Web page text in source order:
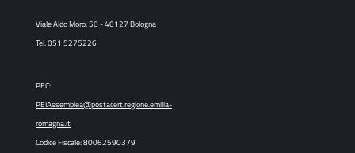
Viale Aldo Moro, 50 - 40127 Bologna
Tel. 051 5275226
PEC:
PEIAssemblea@postacert.regione.emilia-
romagna.it
Codice Fiscale: 80062590379